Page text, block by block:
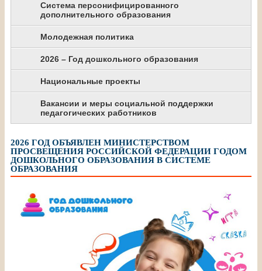
Система персонифицированного
дополнительного образования
Молодежная политика
2026 – Год дошкольного образования
Национальные проекты
Вакансии и меры социальной поддержки
педагогических работников
2026 ГОД ОБЪЯВЛЕН МИНИСТЕРСТВОМ
ПРОСВЕЩЕНИЯ РОССИЙСКОЙ ФЕДЕРАЦИИ ГОДОМ
ДОШКОЛЬНОГО ОБРАЗОВАНИЯ В СИСТЕМЕ
ОБРАЗОВАНИЯ